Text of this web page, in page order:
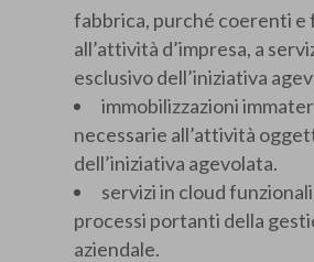
fabbrica, purché coerenti e
all’attività d’impresa, a
esclusivo dell’iniziativa
immobilizzazioni
necessarie all’attività
dell’iniziativa agevolata.
servizi in cloud funzionali
processi portanti della
aziendale.